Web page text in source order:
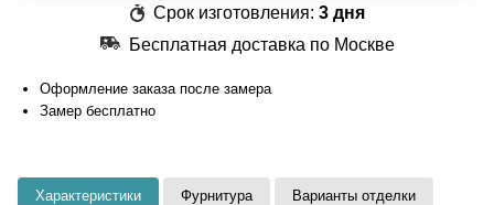
Срок изготовления: 3 дня
Бесплатная доставка по Москве
Оформление заказа после замера
Замер бесплатно
Характеристики Фурнитура Варианты отделки